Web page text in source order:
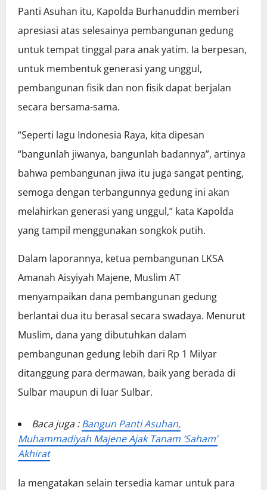
Panti Asuhan itu, Kapolda Burhanuddin memberi
apresiasi atas selesainya pembangunan gedung
untuk tempat tinggal para anak yatim. Ia berpesan,
untuk membentuk generasi yang unggul,
pembangunan fisik dan non fisik dapat berjalan
secara bersama-sama.
“Seperti lagu Indonesia Raya, kita dipesan
“bangunlah jiwanya, bangunlah badannya”, artinya
bahwa pembangunan jiwa itu juga sangat penting,
semoga dengan terbangunnya gedung ini akan
melahirkan generasi yang unggul,” kata Kapolda
yang tampil menggunakan songkok putih.
Dalam laporannya, ketua pembangunan LKSA
Amanah Aisyiyah Majene, Muslim AT
menyampaikan dana pembangunan gedung
berlantai dua itu berasal secara swadaya. Menurut
Muslim, dana yang dibutuhkan dalam
pembangunan gedung lebih dari Rp 1 Milyar
ditanggung para dermawan, baik yang berada di
Sulbar maupun di luar Sulbar.
Baca juga :Bangun Panti Asuhan,
Muhammadiyah Majene Ajak Tanam ‘Saham’
Akhirat
Ia mengatakan selain tersedia kamar untuk para